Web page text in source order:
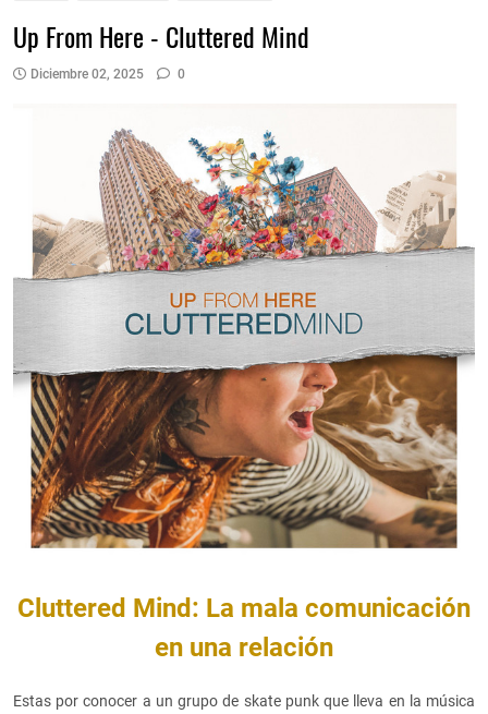
Up From Here - Cluttered Mind
Diciembre 02, 2025 0
Cluttered Mind: La mala comunicación
en una relación
Estas por conocer a un grupo de skate punk que lleva en la música